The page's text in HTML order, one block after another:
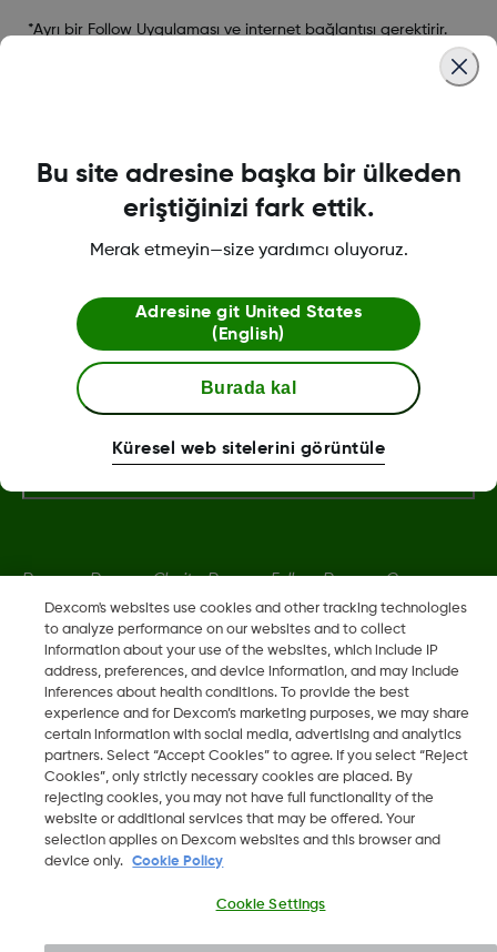
*Ayrı bir Follow Uygulaması ve internet bağlantısı gerektirir.
LBL016375 Rev001
Şartlar ve Politikalar
Daha fazla bilgi
Dexcom, Dexcom Clarity, Dexcom Follow, Dexcom One,
Dexcom Share, Share ABD'de ticari marka veya tescilli ticari
markalardır; bu diğer ülkelerde de geçerli olabilir.
2026 Dexcom, Inc. Tüm hakları saklıdır.
Dexcom's websites use cookies and other tracking technologies
to analyze performance on our websites and to collect
information about your use of the websites, which include IP
address, preferences, and device information, and may include
inferences about health conditions. To provide the best
experience and for Dexcom’s marketing purposes, we may share
certain information with social media, advertising and analytics
partners. Select “Accept Cookies” to agree. If you select “Reject
Cookies”, only strictly necessary cookies are placed. By
rejecting cookies, you may not have full functionality of the
website or additional services that may be offered. Your
selection applies on Dexcom websites and this browser and
device only.
Cookie Policy
Cookie Settings
Bu site adresine başka bir ülkeden
eriştiğinizi fark ettik.
Merak etmeyin—size yardımcı oluyoruz.
Adresine git United States
(English)
Burada kal
Küresel web sitelerini görüntüle